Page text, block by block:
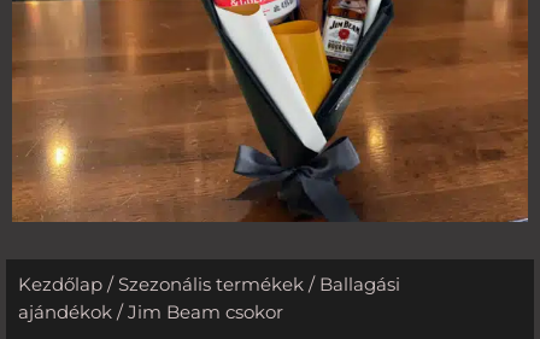
Kezdőlap / Szezonális termékek / Ballagási
ajándékok / Jim Beam csokor